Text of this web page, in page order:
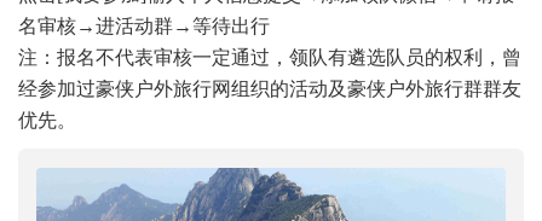
名审核→进活动群→等待出行
注：报名不代表审核一定通过，领队有遴选队员的权利，曾
经参加过豪侠户外旅行网组织的活动及豪侠户外旅行群群友
优先。